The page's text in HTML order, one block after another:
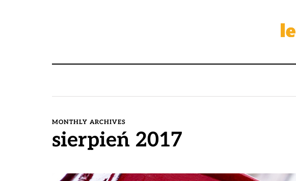
MONTHLY ARCHIVES
sierpień 2017